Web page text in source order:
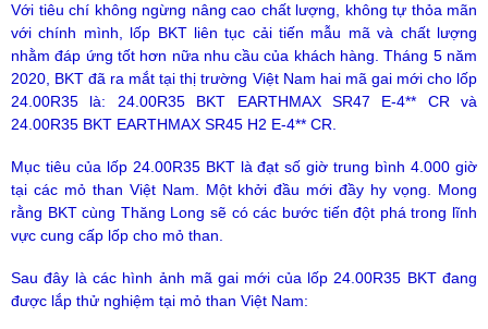
Với tiêu chí không ngừng nâng cao chất lượng, không tự thỏa mãn
với chính mình, lốp BKT liên tục cải tiến mẫu mã và chất lượng
nhằm đáp ứng tốt hơn nữa nhu cầu của khách hàng. Tháng 5 năm
2020, BKT đã ra mắt tại thị trường Việt Nam hai mã gai mới cho lốp
24.00R35 là: 24.00R35 BKT EARTHMAX SR47 E-4** CR và
24.00R35 BKT EARTHMAX SR45 H2 E-4** CR.
Mục tiêu của lốp 24.00R35 BKT là đạt số giờ trung bình 4.000 giờ
tại các mỏ than Việt Nam. Một khởi đầu mới đầy hy vọng. Mong
rằng BKT cùng Thăng Long sẽ có các bước tiến đột phá trong lĩnh
vực cung cấp lốp cho mỏ than.
Sau đây là các hình ảnh mã gai mới của lốp 24.00R35 BKT đang
được lắp thử nghiệm tại mỏ than Việt Nam: